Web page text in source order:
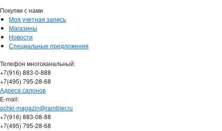
Покупки с нами
Моя учетная запись
Магазины
Новости
Специальные предложения
Телефон многоканальный:
+7(916) 883-0-888
+7(495) 795-28-68
Адреса салонов
Е-mail:
ochki-magazin@rambler.ru
+7(916) 883-08-88
+7(495) 795-28-68